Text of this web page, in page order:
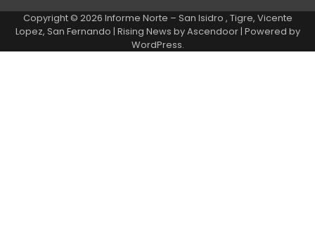
Copyright © 2026 Informe Norte – San Isidro , Tigre, Vicente
Lopez, San Fernando | Rising News byAscendoor| Powered by
WordPress.